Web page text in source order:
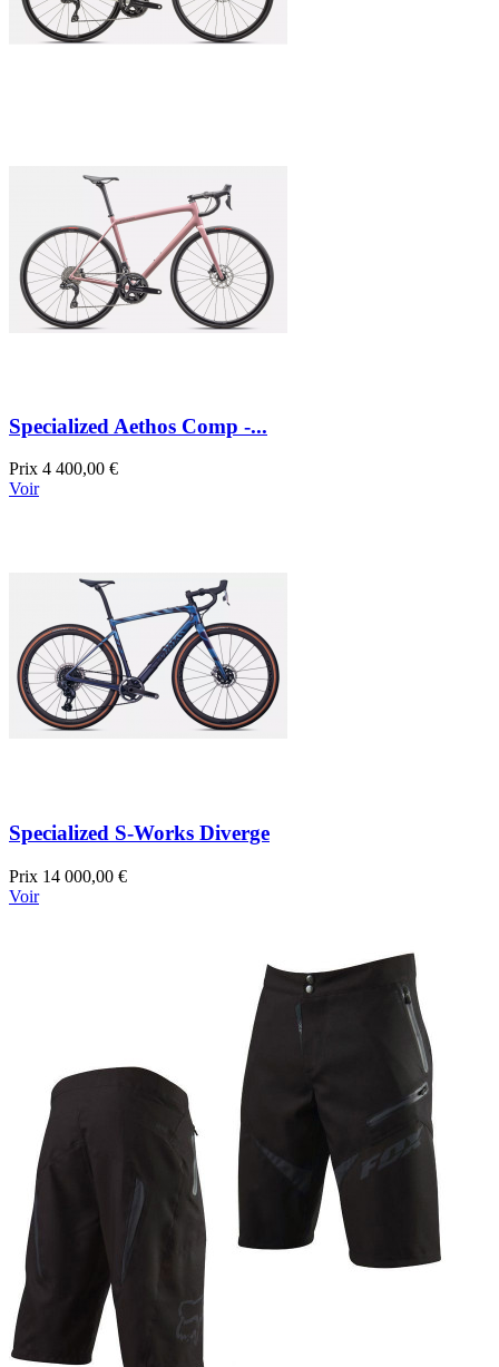
Specialized Aethos Comp -...
Prix 4 400,00 €
Voir
Specialized S-Works Diverge
Prix 14 000,00 €
Voir